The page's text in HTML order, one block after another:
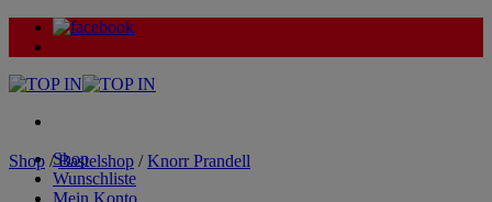
Zum
Inhalt
Shop
Wunschliste
Mein Konto
Shop / Bastelshop / Knorr Prandell